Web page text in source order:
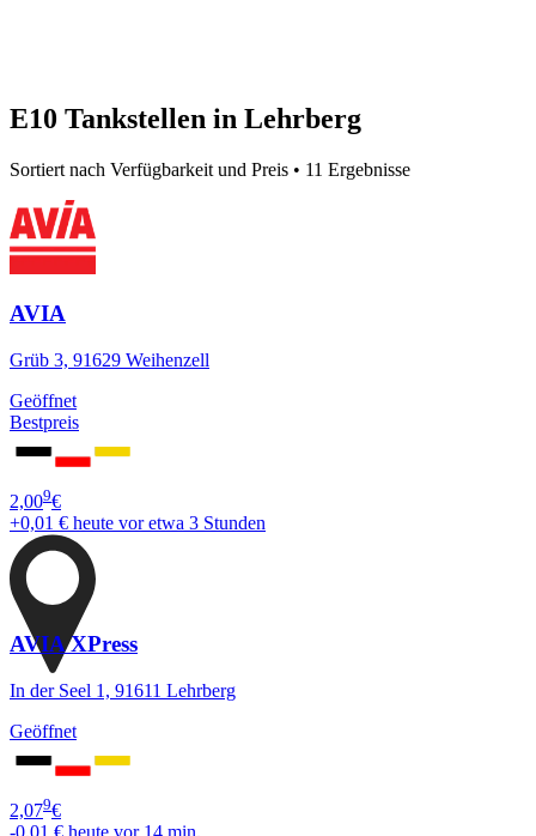
E10 Tankstellen in Lehrberg
Sortiert nach Verfügbarkeit und Preis • 11 Ergebnisse
AVIA
Grüb 3, 91629 Weihenzell
Geöffnet
Bestpreis
2,009€
+0,01 € heute vor etwa 3 Stunden
AVIA XPress
In der Seel 1, 91611 Lehrberg
Geöffnet
2,079€